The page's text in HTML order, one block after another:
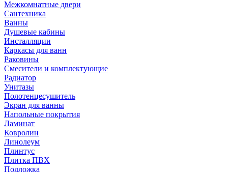
Межкомнатные двери
Сантехника
Ванны
Душевые кабины
Инсталляции
Каркасы для ванн
Раковины
Смесители и комплектующие
Радиатор
Унитазы
Полотенцесушитель
Экран для ванны
Напольные покрытия
Ламинат
Ковролин
Линолеум
Плинтус
Плитка ПВХ
Подложка